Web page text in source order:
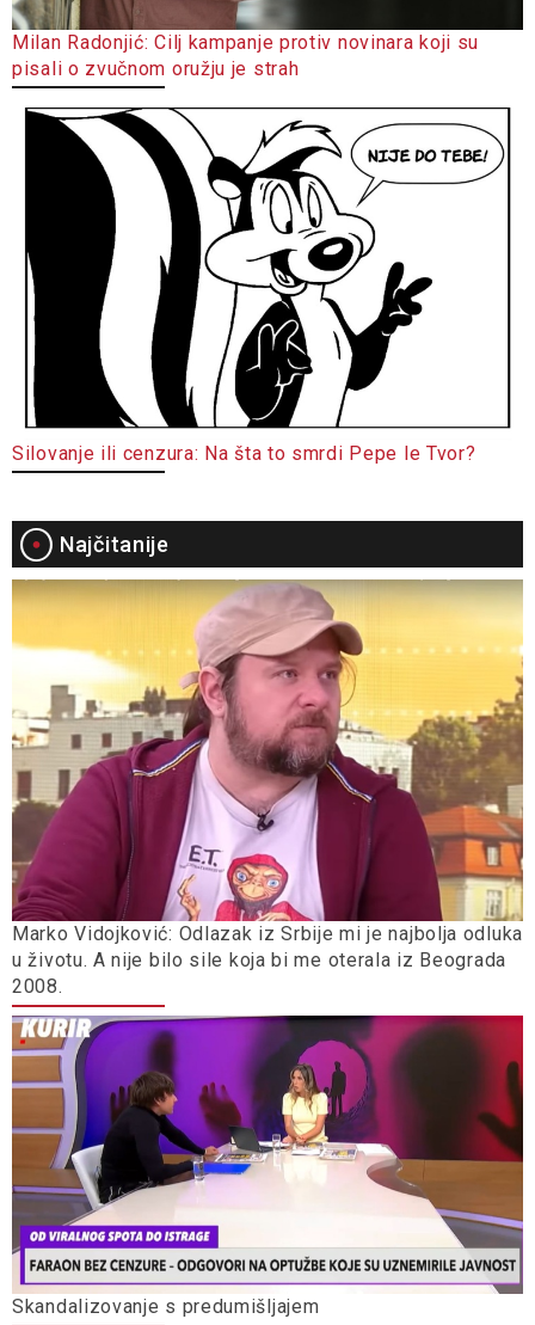
Milan Radonjić: Cilj kampanje protiv novinara koji su
pisali o zvučnom oružju je strah
Silovanje ili cenzura: Na šta to smrdi Pepe le Tvor?
Najčitanije
Marko Vidojković: Odlazak iz Srbije mi je najbolja odluka
u životu. A nije bilo sile koja bi me oterala iz Beograda
2008.
Skandalizovanje s predumišljajem